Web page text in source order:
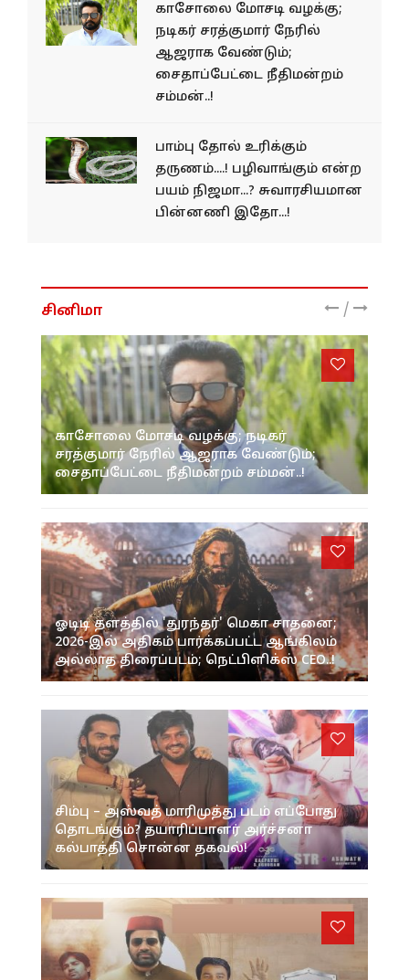
காசோலை மோசடி வழக்கு;
நடிகர் சரத்குமார் நேரில்
ஆஜராக வேண்டும்;
சைதாப்பேட்டை நீதிமன்றம்
சம்மன்..!
பாம்பு தோல் உரிக்கும்
தருணம்....! பழிவாங்கும் என்ற
பயம் நிஜமா...? சுவாரசியமான
பின்னணி இதோ...!
சினிமா /
காசோலை மோசடி வழக்கு; நடிகர்
சரத்குமார் நேரில் ஆஜராக வேண்டும்;
சைதாப்பேட்டை நீதிமன்றம் சம்மன்..!
ஓடிடி தளத்தில் 'துரந்தர்' மெகா சாதனை;
2026-இல் அதிகம் பார்க்கப்பட்ட ஆங்கிலம்
அல்லாத திரைப்படம்; நெட்பிளிக்ஸ் CEO..!
சிம்பு – அஸ்வத் மாரிமுத்து படம் எப்போது
தொடங்கும்? தயாரிப்பாளர் அர்ச்சனா
கல்பாத்தி சொன்ன தகவல்!